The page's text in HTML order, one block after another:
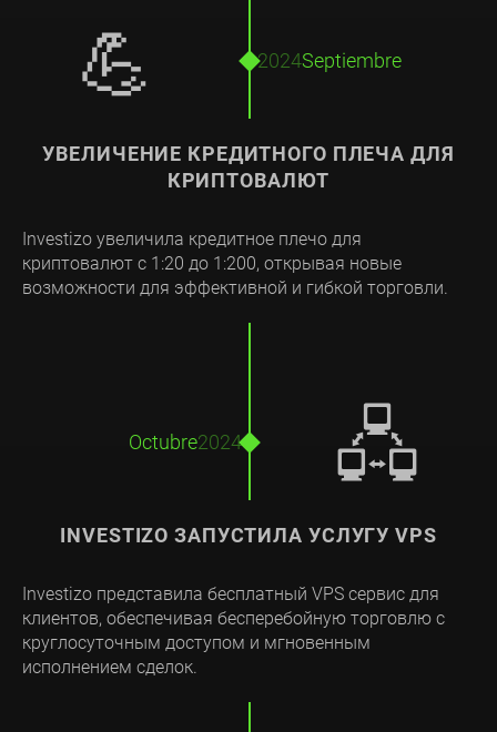
УВЕЛИЧЕНИЕ КРЕДИТНОГО ПЛЕЧА ДЛЯ
КРИПТОВАЛЮТ
Investizo увеличила кредитное плечо для
криптовалют с 1:20 до 1:200, открывая новые
возможности для эффективной и гибкой торговли.
Septiembre
2024
💪
INVESTIZO ЗАПУСТИЛА УСЛУГУ VPS
Investizo представила бесплатный VPS сервис для
клиентов, обеспечивая бесперебойную торговлю с
круглосуточным доступом и мгновенным
исполнением сделок.
Octubre2024 🖧